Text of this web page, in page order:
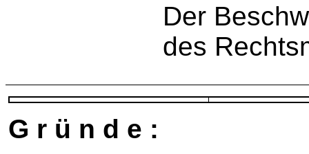
Der
des
G r ü n d e :